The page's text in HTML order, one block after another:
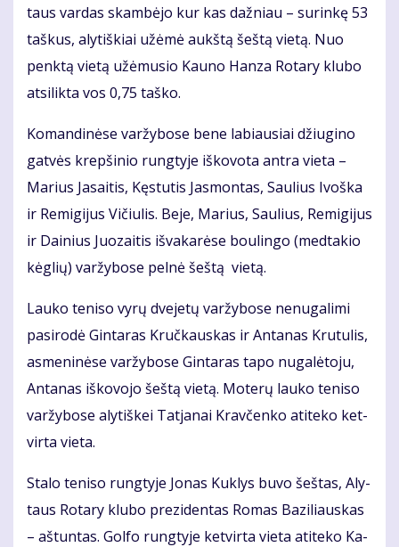
taus var­das skam­bė­jo kur kas daž­niau – su­rin­kę 53
taš­kus, aly­tiš­kiai už­ėmė aukš­tą šeš­tą vie­tą. Nuo
penk­tą vie­tą už­ėmu­sio Kau­no Han­za Ro­ta­ry klu­bo
at­si­lik­ta vos 0,75 taš­ko.
Ko­man­di­nė­se var­žy­bo­se be­ne la­biau­siai džiu­gi­no
gat­vės krep­ši­nio rung­ty­je iš­ko­vo­ta an­tra vie­ta –
Ma­rius Ja­sai­tis, Kęs­tu­tis Jas­mon­tas, Sau­lius Ivoš­ka
ir Re­mi­gi­jus Vi­čiu­lis. Be­je, Ma­rius, Sau­lius, Re­mi­gi­jus
ir Dai­nius Juo­zai­tis iš­va­ka­rė­se bou­lin­go (med­ta­kio
kėg­lių) var­žy­bo­se pel­nė šeš­tą vie­tą.
Lau­ko te­ni­so vy­rų dve­je­tų var­žy­bo­se ne­nu­ga­li­mi
pa­si­ro­dė Gin­ta­ras Kruč­kaus­kas ir An­ta­nas Kru­tu­lis,
as­me­ni­nė­se var­žy­bo­se Gin­ta­ras ta­po nu­ga­lė­to­ju,
An­ta­nas iš­ko­vo­jo šeš­tą vie­tą. Mo­te­rų lau­ko te­ni­so
var­žy­bo­se aly­tiš­kei Tat­ja­nai Krav­čen­ko ati­te­ko ket­
vir­ta vie­ta.
Sta­lo te­ni­so rung­ty­je Jo­nas Kuk­lys bu­vo šeš­tas, Aly­
taus Ro­ta­ry klu­bo pre­zi­den­tas Ro­mas Ba­zi­liaus­kas
– aš­tun­tas. Gol­fo rung­ty­je ket­vir­ta vie­ta ati­te­ko Ka­